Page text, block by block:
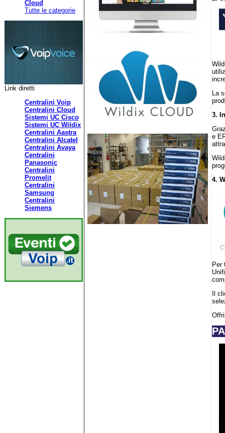
Cloud
Tutte le categorie
Link diretti
Centralini Voip
Centralini Cloud
Sistemi UC Cisco
Sistemi UC Wildix
Centralini Aastra
Centralini Alcatel
Centralini Avaya
Centralini
Panasonic
Centralini
Promelit
Centralini
Samsung
Centralini
Siemens
La
3.
e
4.
Per
Il